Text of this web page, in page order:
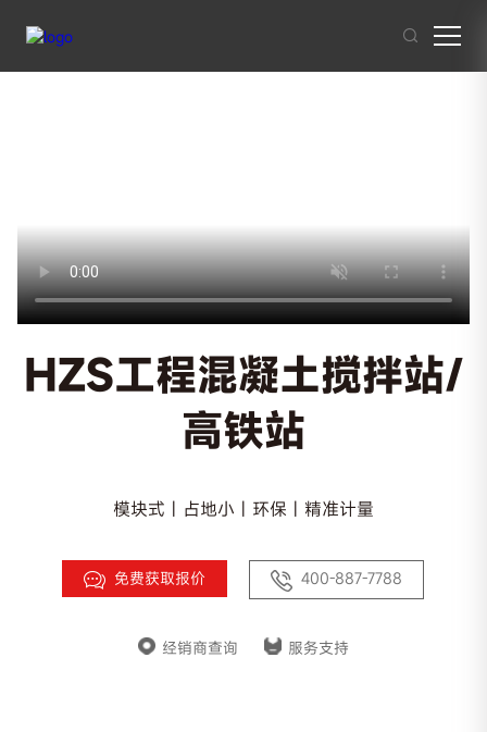
HZS工程混凝土搅拌站/
高铁站
模块式 | 占地小 | 环保 | 精准计量
免费获取报价 400-887-7788
经销商查询 服务支持